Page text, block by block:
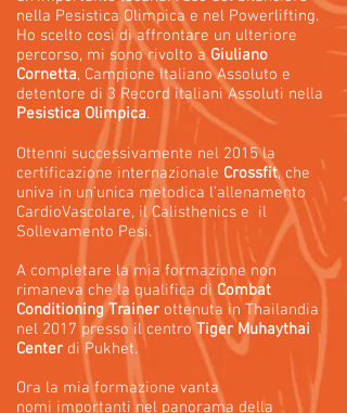
nella Pesistica Olimpica e nel Powerlifting.
Ho scelto così di affrontare un ulteriore
percorso, mi sono rivolto aGiuliano
Cornetta, Campione Italiano Assoluto e
detentore di 3 Record italiani Assoluti nella
Pesistica Olimpica.
Ottenni successivamente nel 2015 la
certificazione internazionale Crossfit, che
univa in un’unica metodica l’allenamento
CardioVascolare, il Calisthenics e il
Sollevamento Pesi.
A completare la mia formazione non
rimaneva che la qualifica di Combat
Conditioning Trainer ottenuta in Thailandia
nel 2017 presso il centroTiger Muhaythai
Center di Pukhet.
Ora la mia formazione vanta
nomi importanti nel panorama della